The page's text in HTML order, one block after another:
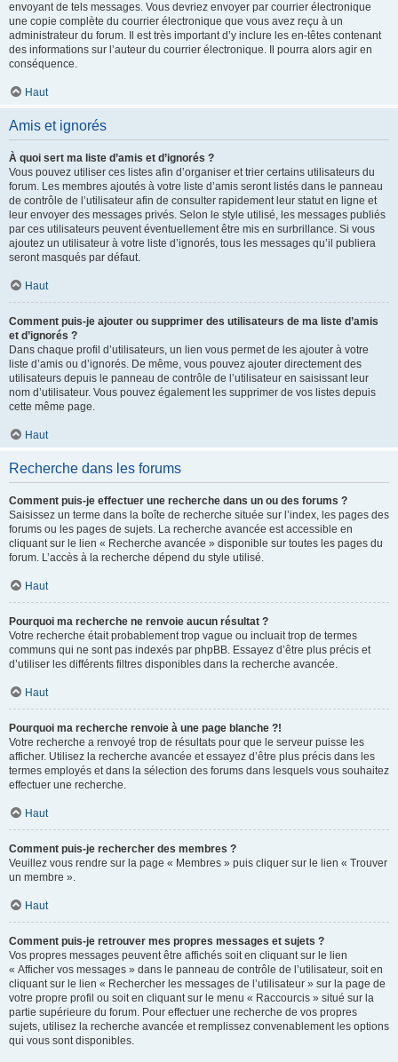
envoyant de tels messages. Vous devriez envoyer par courrier électronique
une copie complète du courrier électronique que vous avez reçu à un
administrateur du forum. Il est très important d’y inclure les en-têtes contenant
des informations sur l’auteur du courrier électronique. Il pourra alors agir en
conséquence.
Haut
Amis et ignorés
À quoi sert ma liste d’amis et d’ignorés ?
Vous pouvez utiliser ces listes afin d’organiser et trier certains utilisateurs du
forum. Les membres ajoutés à votre liste d’amis seront listés dans le panneau
de contrôle de l’utilisateur afin de consulter rapidement leur statut en ligne et
leur envoyer des messages privés. Selon le style utilisé, les messages publiés
par ces utilisateurs peuvent éventuellement être mis en surbrillance. Si vous
ajoutez un utilisateur à votre liste d’ignorés, tous les messages qu’il publiera
seront masqués par défaut.
Haut
Comment puis-je ajouter ou supprimer des utilisateurs de ma liste d’amis
et d’ignorés ?
Dans chaque profil d’utilisateurs, un lien vous permet de les ajouter à votre
liste d’amis ou d’ignorés. De même, vous pouvez ajouter directement des
utilisateurs depuis le panneau de contrôle de l’utilisateur en saisissant leur
nom d’utilisateur. Vous pouvez également les supprimer de vos listes depuis
cette même page.
Haut
Recherche dans les forums
Comment puis-je effectuer une recherche dans un ou des forums ?
Saisissez un terme dans la boîte de recherche située sur l’index, les pages des
forums ou les pages de sujets. La recherche avancée est accessible en
cliquant sur le lien « Recherche avancée » disponible sur toutes les pages du
forum. L’accès à la recherche dépend du style utilisé.
Haut
Pourquoi ma recherche ne renvoie aucun résultat ?
Votre recherche était probablement trop vague ou incluait trop de termes
communs qui ne sont pas indexés par phpBB. Essayez d’être plus précis et
d’utiliser les différents filtres disponibles dans la recherche avancée.
Haut
Pourquoi ma recherche renvoie à une page blanche ?!
Votre recherche a renvoyé trop de résultats pour que le serveur puisse les
afficher. Utilisez la recherche avancée et essayez d’être plus précis dans les
termes employés et dans la sélection des forums dans lesquels vous souhaitez
effectuer une recherche.
Haut
Comment puis-je rechercher des membres ?
Veuillez vous rendre sur la page « Membres » puis cliquer sur le lien « Trouver
un membre ».
Haut
Comment puis-je retrouver mes propres messages et sujets ?
Vos propres messages peuvent être affichés soit en cliquant sur le lien
« Afficher vos messages » dans le panneau de contrôle de l’utilisateur, soit en
cliquant sur le lien « Rechercher les messages de l’utilisateur » sur la page de
votre propre profil ou soit en cliquant sur le menu « Raccourcis » situé sur la
partie supérieure du forum. Pour effectuer une recherche de vos propres
sujets, utilisez la recherche avancée et remplissez convenablement les options
qui vous sont disponibles.